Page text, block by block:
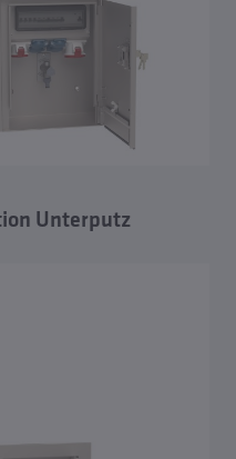
Aufputz
XL
Unterputz